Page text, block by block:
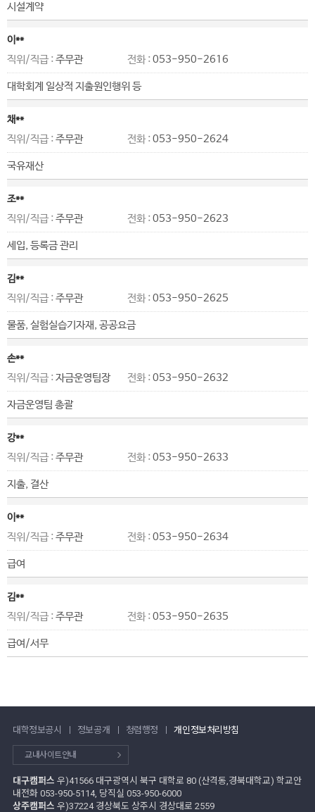
시설계약
이**
직위/직급 :주무관 전화 :053-950-2616
대학회계 일상적 지출원인행위 등
채**
직위/직급 :주무관 전화 :053-950-2624
국유재산
조**
직위/직급 :주무관 전화 :053-950-2623
세입, 등록금 관리
김**
직위/직급 :주무관 전화 :053-950-2625
물품, 실험실습기자재, 공공요금
손**
직위/직급 :자금운영팀장 전화 :053-950-2632
자금운영팀 총괄
강**
직위/직급 :주무관 전화 :053-950-2633
지출, 결산
이**
직위/직급 :주무관 전화 :053-950-2634
급여
김**
직위/직급 :주무관 전화 :053-950-2635
급여/서무
대학정보공시 정보공개 청렴행정 개인정보처리방침
교내사이트안내
대구캠퍼스 우)41566 대구광역시 북구 대학로 80 (산격동,경북대학교) 학교안
내전화 053-950-5114, 당직실 053-950-6000
상주캠퍼스 우)37224 경상북도 상주시 경상대로 2559